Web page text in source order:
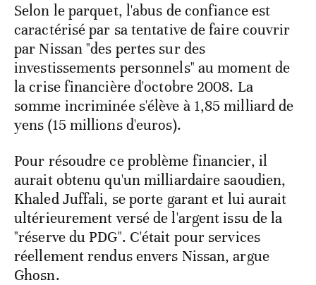
Selon le parquet, l'abus de confiance est
caractérisé par sa tentative de faire couvrir
par Nissan "des pertes sur des
investissements personnels" au moment de
la crise financière d'octobre 2008. La
somme incriminée s'élève à 1,85 milliard de
yens (15 millions d'euros).
Pour résoudre ce problème financier, il
aurait obtenu qu'un milliardaire saoudien,
Khaled Juffali, se porte garant et lui aurait
ultérieurement versé de l'argent issu de la
"réserve du PDG". C'était pour services
réellement rendus envers Nissan, argue
Ghosn.